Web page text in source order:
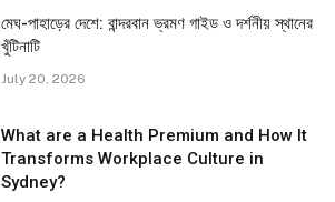
মেঘ-পাহাড়ের দেশে: বান্দরবান ভ্রমণ গাইড ও দর্শনীয় স্থানের
খুঁটিনাটি
July 20, 2026
What are a Health Premium and How It
Transforms Workplace Culture in
Sydney?